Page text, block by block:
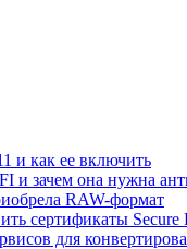
и как ее включить
и зачем она нужна
RAW-формат
сертификаты Secure
для